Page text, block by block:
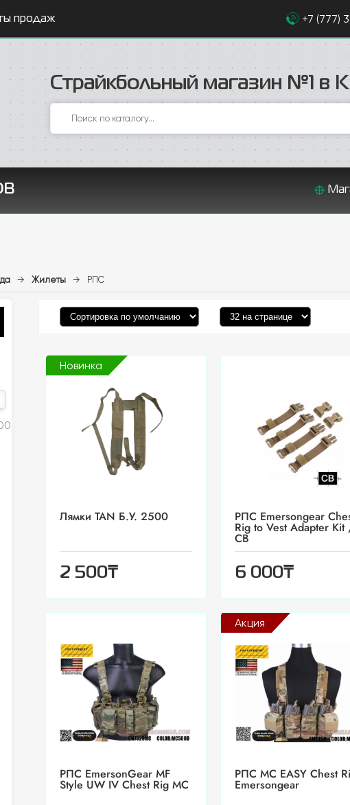
продаж +7 (777)
Страйкбольный магазин №1 в
→ Жилеты → РПС
Лямки TAN Б.У. 2500
2 500₸
Новинка
РПС Emersongear
Rig to Vest Adapter
CB
6 000₸
РПС EmersonGear MF
Style UW IV Chest Rig MC
РПС MC EASY Chest
Emersongear
Акция